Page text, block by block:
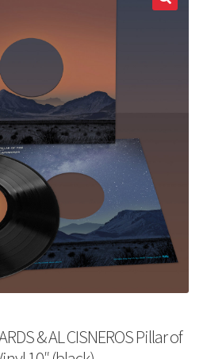
& AL CISNEROS Pillar of